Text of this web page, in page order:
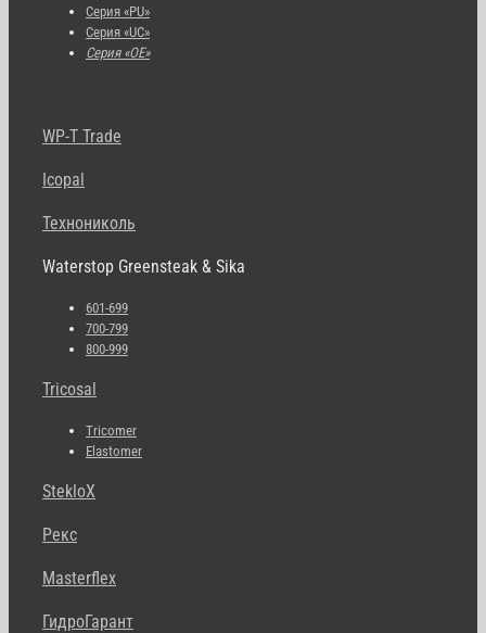
Серия «PU»
Серия «UC»
Серия «OE»
WP-T Trade
Icopal
Технониколь
Waterstop Greensteak & Sika
601-699
700-799
800-999
Tricosal
Tricomer
Elastomer
StekloX
Рекс
Masterflex
ГидроГарант